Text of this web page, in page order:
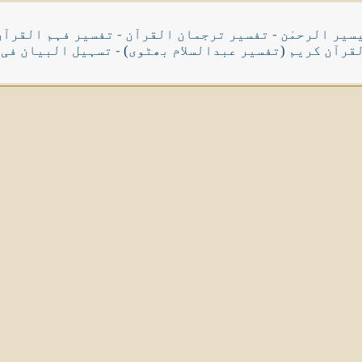
الرحمٰن - تفسیر ترجمان القرآن - تفسیر فہم
کریم (تفسیر عبدالسلام بھٹوی) - تسہیل البیان